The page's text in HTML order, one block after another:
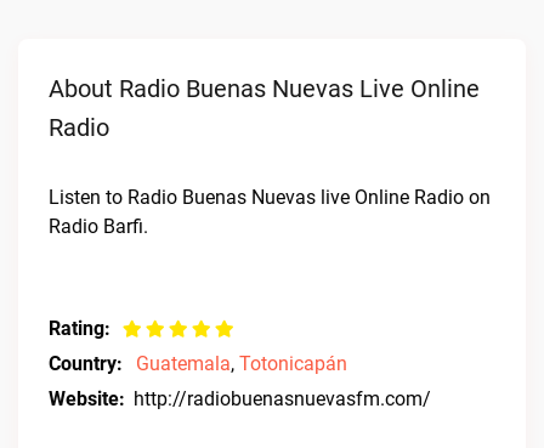
About Radio Buenas Nuevas Live Online
Radio
Listen to Radio Buenas Nuevas live Online Radio on
Radio Barfi.
Rating:
Country:
Guatemala, Totonicapán
Website: http://radiobuenasnuevasfm.com/